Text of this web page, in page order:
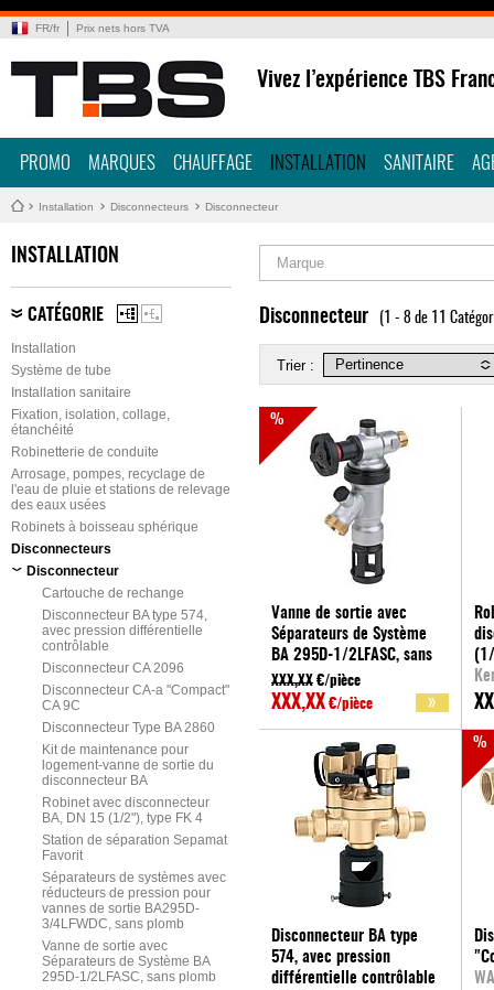
FR/fr Prix nets hors TVA
Vivez l’expérience TBS
PROMO MARQUES CHAUFFAGE INSTALLATION SANITAIRE
Installation Disconnecteurs Disconnecteur
INSTALLATION
CATÉGORIE
Installation
Système de tube
Installation sanitaire
Fixation, isolation, collage,
étanchéité
Robinetterie de conduite
Arrosage, pompes, recyclage de
l'eau de pluie et stations de relevage
des eaux usées
Robinets à boisseau sphérique
Disconnecteurs
Disconnecteur
Cartouche de rechange
Disconnecteur BA type 574,
avec pression différentielle
contrôlable
Disconnecteur CA 2096
Disconnecteur CA-a "Compact"
CA 9C
Disconnecteur Type BA 2860
Kit de maintenance pour
logement-vanne de sortie du
disconnecteur BA
Robinet avec disconnecteur
BA, DN 15 (1/2"), type FK 4
Station de séparation Sepamat
Favorit
Séparateurs de systèmes avec
réducteurs de pression pour
vannes de sortie BA295D-
3/4LFWDC, sans plomb
Vanne de sortie avec
Séparateurs de Système BA
295D-1/2LFASC, sans plomb
Marque
Disconnecteur (1 - 8 de 11
Trier :
%
Vanne de sortie avec
Séparateurs de Système
BA 295D-1/2LFASC, sans
plomb
Resideo
XXX,XX €/pièce
XXX,XX €/pièce
Disconnecteur BA type
574, avec pression
différentielle contrôlable
%